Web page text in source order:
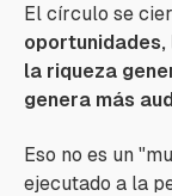
El círculo se
la riqueza
genera más
Eso no es un
ejecutado a la